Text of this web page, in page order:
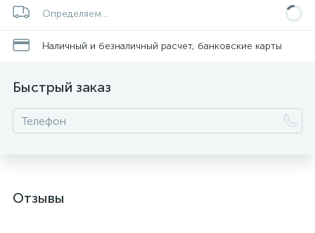
Определяем...
Наличный и безналичный расчет, банковские карты
Быстрый заказ
Отзывы